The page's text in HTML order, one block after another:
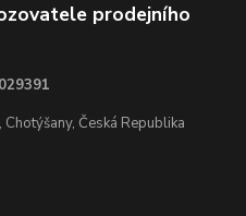
prodejního
Česká Republika